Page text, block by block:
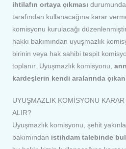
ihtilafın ortaya çıkması
tarafından kullanacağına karar
komisyonu kurulacağı
hakkı bakımından uyuşmazlık
birinin veya hak sahibi tespit
toplanır. Uyuşmazlık komisyonu,
kardeşlerin kendi aralarında
UYUŞMAZLIK KOMİSYONU
ALIR?
Uyuşmazlık komisyonu, şehit
bakımından istihdam talebinde